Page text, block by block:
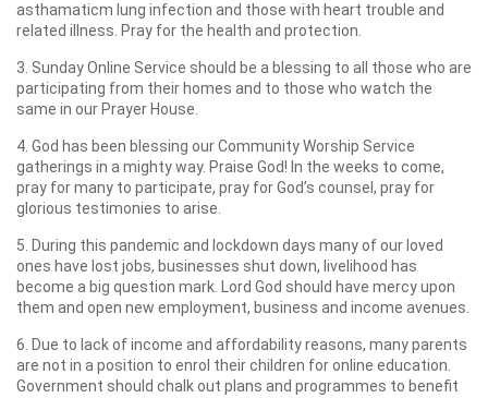
asthamaticm lung infection and those with heart trouble and
related illness. Pray for the health and protection.
3. Sunday Online Service should be a blessing to all those who are
participating from their homes and to those who watch the
same in our Prayer House.
4. God has been blessing our Community Worship Service
gatherings in a mighty way. Praise God! In the weeks to come,
pray for many to participate, pray for God’s counsel, pray for
glorious testimonies to arise.
5. During this pandemic and lockdown days many of our loved
ones have lost jobs, businesses shut down, livelihood has
become a big question mark. Lord God should have mercy upon
them and open new employment, business and income avenues.
6. Due to lack of income and affordability reasons, many parents
are not in a position to enrol their children for online education.
Government should chalk out plans and programmes to benefit